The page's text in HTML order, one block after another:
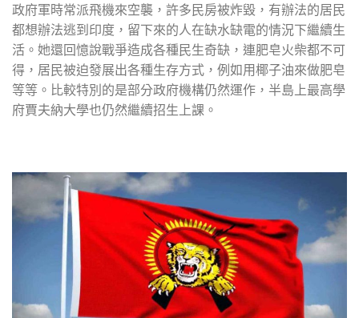
政府軍時常派飛機來空襲，許多民房被炸毀，有辦法的居民
都想辦法逃到印度，留下來的人在缺水缺電的情況下繼續生
活。她還回憶說戰爭造成各種民生奇缺，連肥皂火柴都不可
得，居民被迫發展出各種生存方式，例如用椰子油來做肥皂
等等。比較特別的是部分政府機構仍然運作，半島上最高學
府賈夫納大學也仍然繼續招生上課。